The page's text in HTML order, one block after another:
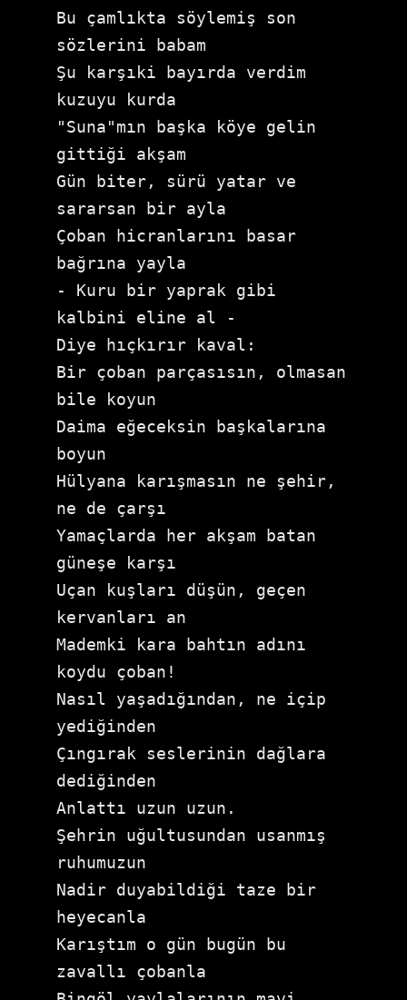
Bu çamlıkta söylemiş son
sözlerini babam
Şu karşıki bayırda verdim
kuzuyu kurda
"Suna"mın başka köye gelin
gittiği akşam
Gün biter, sürü yatar ve
sararsan bir ayla
Çoban hicranlarını basar
bağrına yayla
- Kuru bir yaprak gibi
kalbini eline al -
Diye hıçkırır kaval:
Bir çoban parçasısın, olmasan
bile koyun
Daima eğeceksin başkalarına
boyun
Hülyana karışmasın ne şehir,
ne de çarşı
Yamaçlarda her akşam batan
güneşe karşı
Uçan kuşları düşün, geçen
kervanları an
Mademki kara bahtın adını
koydu çoban!
Nasıl yaşadığından, ne içip
yediğinden
Çıngırak seslerinin dağlara
dediğinden
Anlattı uzun uzun.
Şehrin uğultusundan usanmış
ruhumuzun
Nadir duyabildiği taze bir
heyecanla
Karıştım o gün bugün bu
zavallı çobanla